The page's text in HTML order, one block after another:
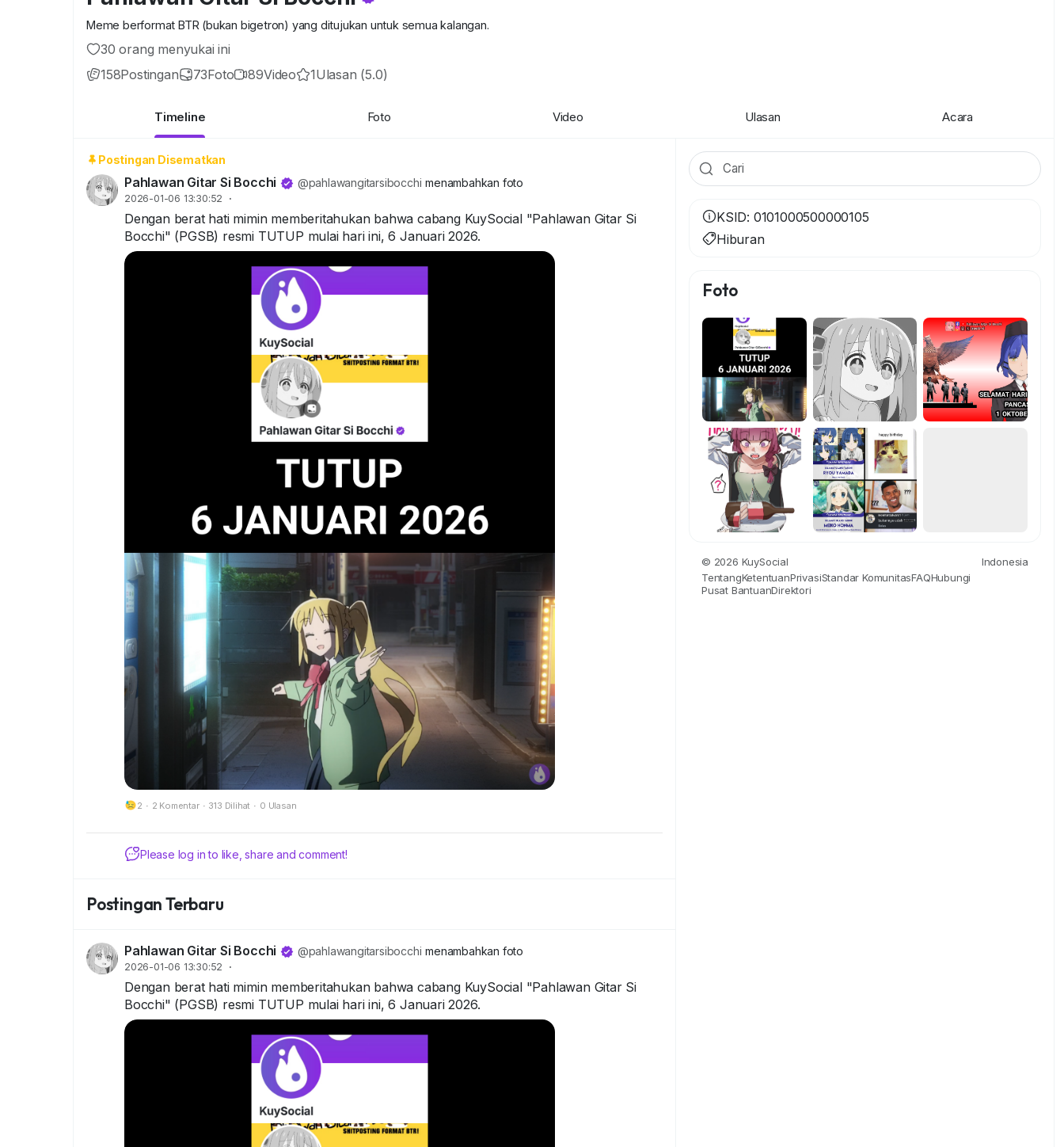
Meme berformat BTR (bukan bigetron) yang ditujukan untuk semua kalangan.
30 orang menyukai ini
158Postingan 73Foto 89Video 1Ulasan (5.0)
Timeline Foto Video Ulasan Acara
KSID: 0101000500000105
Hiburan
Foto
© 2026 KuySocial
Indonesia
TentangKetentuanPrivasiStandar KomunitasFAQHubungi
Pusat BantuanDirektori
Postingan Disematkan
Pahlawan Gitar Si Bocchi @pahlawangitarsibocchi menambahkan foto
2026-01-06 13:30:52 ·
Dengan berat hati mimin memberitahukan bahwa cabang KuySocial "Pahlawan Gitar Si
Bocchi" (PGSB) resmi TUTUP mulai hari ini, 6 Januari 2026.
2 · 2 Komentar · 313 Dilihat · 0 Ulasan
Please log in to like, share and comment!
Postingan Terbaru
Pahlawan Gitar Si Bocchi @pahlawangitarsibocchi menambahkan foto
2026-01-06 13:30:52 ·
Dengan berat hati mimin memberitahukan bahwa cabang KuySocial "Pahlawan Gitar Si
Bocchi" (PGSB) resmi TUTUP mulai hari ini, 6 Januari 2026.